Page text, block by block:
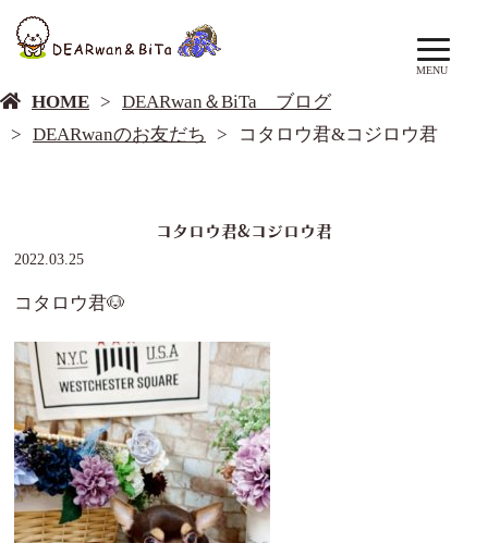
MENU
HOME
DEARwan＆BiTa ブログ
DEARwanのお友だち
コタロウ君&コジロウ君
コタロウ君&コジロウ君
2022.03.25
コタロウ君🐶